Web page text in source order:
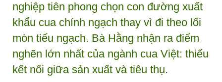
nghiệp tiên phong chọn con đường xuất
khẩu cua chính ngạch thay vì đi theo lối
mòn tiểu ngạch. Bà Hằng nhận ra điểm
nghẽn lớn nhất của ngành cua Việt: thiếu
kết nối giữa sản xuất và tiêu thụ.